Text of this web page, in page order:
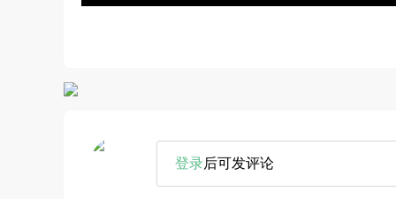
登录后可发评论